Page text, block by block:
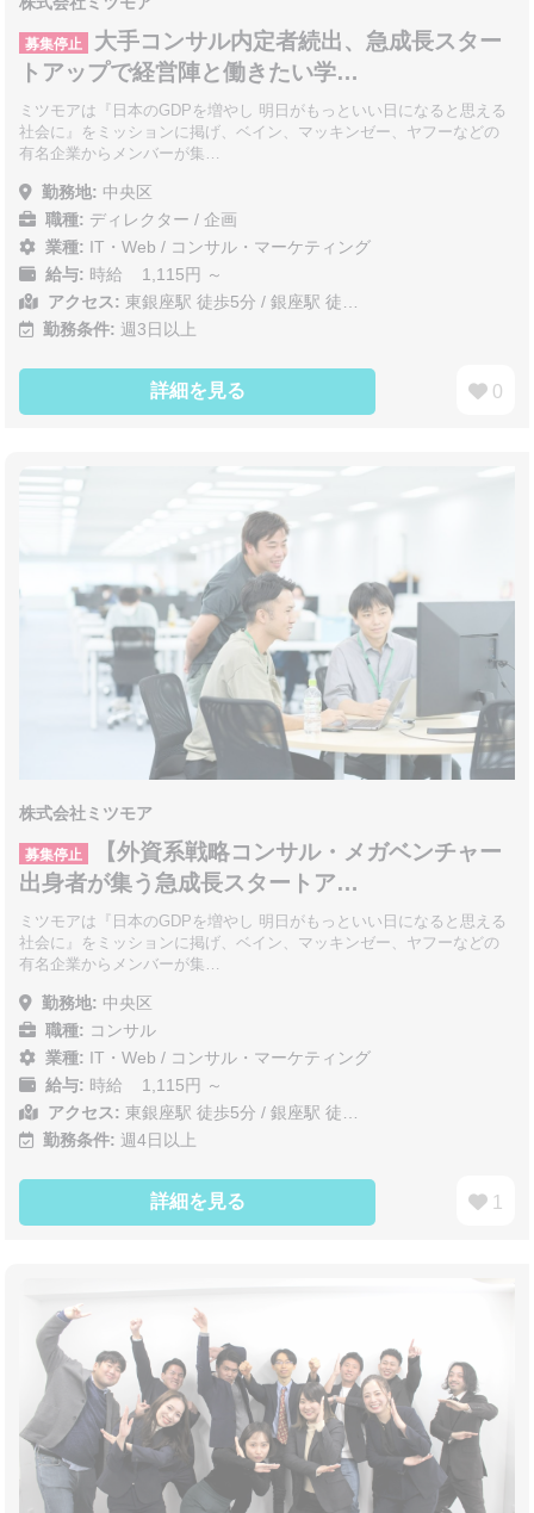
募集停止
大手コンサル内定者続出、急成長スター
トアップで経営陣と働きたい学…
ミツモアは『日本のGDPを増やし 明日がもっといい日になると思える
社会に』をミッションに掲げ、ベイン、マッキンゼー、ヤフーなどの
有名企業からメンバーが集…
勤務地: 中央区
職種: ディレクター / 企画
業種: IT・Web / コンサル・マーケティング
給与: 時給 1,115円 ～
アクセス: 東銀座駅 徒歩5分 / 銀座駅 徒…
勤務条件: 週3日以上
詳細を見る 0
株式会社ミツモア
募集停止
【外資系戦略コンサル・メガベンチャー
出身者が集う急成長スタートア…
ミツモアは『日本のGDPを増やし 明日がもっといい日になると思える
社会に』をミッションに掲げ、ベイン、マッキンゼー、ヤフーなどの
有名企業からメンバーが集…
勤務地: 中央区
職種: コンサル
業種: IT・Web / コンサル・マーケティング
給与: 時給 1,115円 ～
アクセス: 東銀座駅 徒歩5分 / 銀座駅 徒…
勤務条件: 週4日以上
詳細を見る 1